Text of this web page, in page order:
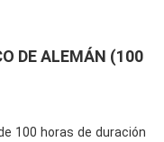
DE ALEMÁN (100
100 horas de duración